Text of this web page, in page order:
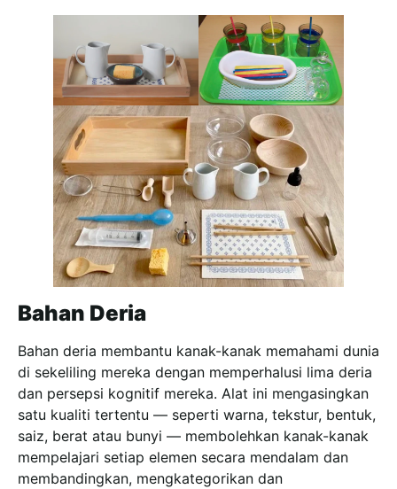
Bahan Deria
Bahan deria membantu kanak-kanak memahami dunia
di sekeliling mereka dengan memperhalusi lima deria
dan persepsi kognitif mereka. Alat ini mengasingkan
satu kualiti tertentu — seperti warna, tekstur, bentuk,
saiz, berat atau bunyi — membolehkan kanak-kanak
mempelajari setiap elemen secara mendalam dan
membandingkan, mengkategorikan dan